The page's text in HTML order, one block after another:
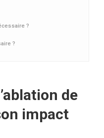
?
?
de
impact